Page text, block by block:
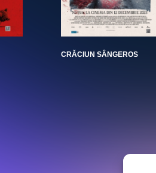
CRĂCIUN SÂNGEROS